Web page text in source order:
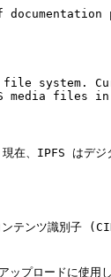
system.
media files
IPFS はデジタ
テンツ識別子
プロードに使用